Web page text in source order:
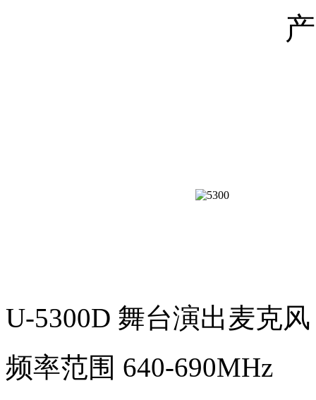
U-5300D 舞台演出麦克风
频率范围 640-690MHz